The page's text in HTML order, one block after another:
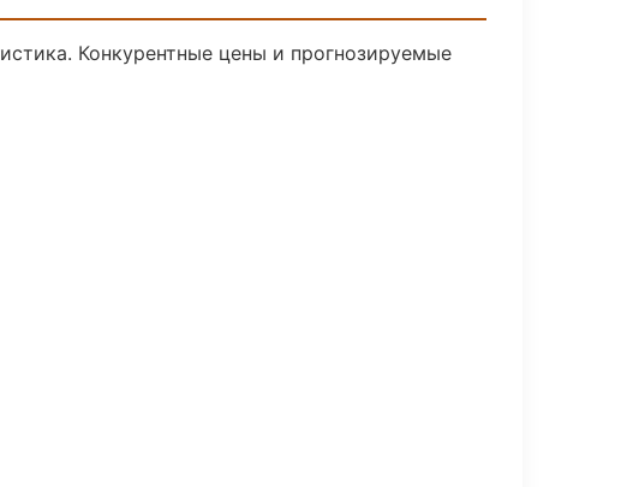
Конкурентные цены и прогнозируемые